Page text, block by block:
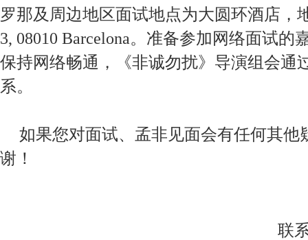
罗那及周边地区面试地点为大圆环酒店 ，
3, 08010 Barcelona。准备参加网络面试的
保持网络畅通，《非诚勿扰》导演组会通
系。
如果您对面试、孟非见面会有任何其他
谢！
联